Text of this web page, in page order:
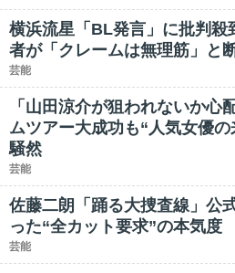
横浜流星「BL発言」に批判殺
者が「クレームは無理筋」と
芸能
「山田涼介が狙われないか
ムツアー大成功も“人気女優
騒然
芸能
佐藤二朗「踊る大捜査線」公
った“全カット要求”の本気度
芸能